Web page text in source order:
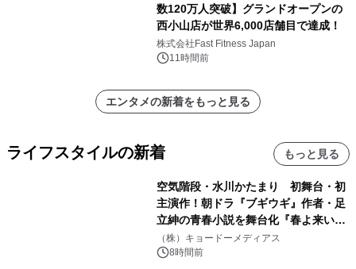
数120万人突破】グランドオープンの
西小山店が世界6,000店舗目で達成！
株式会社Fast Fitness Japan
11時間前
エンタメの新着をもっと見る
ライフスタイルの新着 もっと見る
空気階段・水川かたまり 初舞台・初
主演作！朝ドラ『ブギウギ』作者・足
立紳の青春小説を舞台化『春よ来い、
マジで来い』キービジュアル解禁！
（株）キョードーメディアス
8時間前